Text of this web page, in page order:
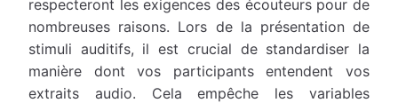
respecteront les exigences des écouteurs pour de
nombreuses raisons. Lors de la présentation de
stimuli auditifs, il est crucial de standardiser la
manière dont vos participants entendent vos
extraits audio. Cela empêche les variables